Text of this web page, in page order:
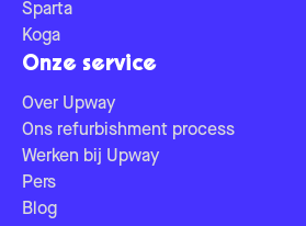
Sparta
Koga
Onze service
Over Upway
Ons refurbishment process
Werken bij Upway
Pers
Blog